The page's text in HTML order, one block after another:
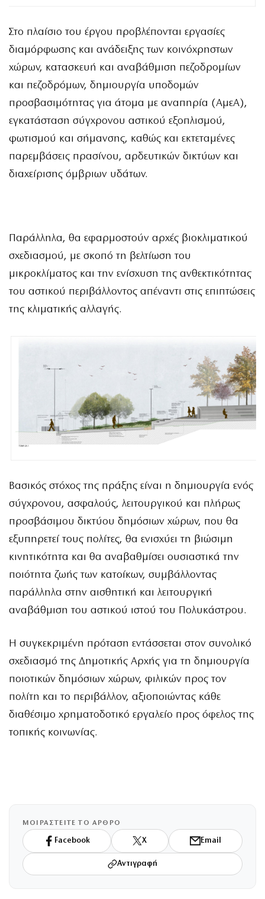
Στο πλαίσιο του έργου προβλέπονται εργασίες
διαμόρφωσης και ανάδειξης των κοινόχρηστων
χώρων, κατασκευή και αναβάθμιση πεζοδρομίων
και πεζοδρόμων, δημιουργία υποδομών
προσβασιμότητας για άτομα με αναπηρία (ΑμεΑ),
εγκατάσταση σύγχρονου αστικού εξοπλισμού,
φωτισμού και σήμανσης, καθώς και εκτεταμένες
παρεμβάσεις πρασίνου, αρδευτικών δικτύων και
διαχείρισης όμβριων υδάτων.
Παράλληλα, θα εφαρμοστούν αρχές βιοκλιματικού
σχεδιασμού, με σκοπό τη βελτίωση του
μικροκλίματος και την ενίσχυση της ανθεκτικότητας
του αστικού περιβάλλοντος απέναντι στις επιπτώσεις
της κλιματικής αλλαγής.
Βασικός στόχος της πράξης είναι η δημιουργία ενός
σύγχρονου, ασφαλούς, λειτουργικού και πλήρως
προσβάσιμου δικτύου δημόσιων χώρων, που θα
εξυπηρετεί τους πολίτες, θα ενισχύει τη βιώσιμη
κινητικότητα και θα αναβαθμίσει ουσιαστικά την
ποιότητα ζωής των κατοίκων, συμβάλλοντας
παράλληλα στην αισθητική και λειτουργική
αναβάθμιση του αστικού ιστού του Πολυκάστρου.
Η συγκεκριμένη πρόταση εντάσσεται στον συνολικό
σχεδιασμό της Δημοτικής Αρχής για τη δημιουργία
ποιοτικών δημόσιων χώρων, φιλικών προς τον
πολίτη και το περιβάλλον, αξιοποιώντας κάθε
διαθέσιμο χρηματοδοτικό εργαλείο προς όφελος της
τοπικής κοινωνίας.
ΜΟΙΡΑΣΤΕΙΤΕ ΤΟ ΑΡΘΡΟ
Facebook X Email
Αντιγραφή